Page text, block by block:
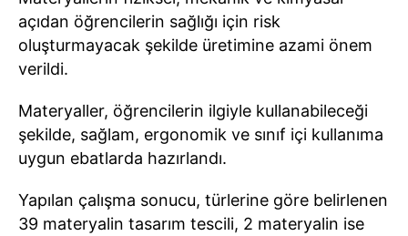
açıdan öğrencilerin sağlığı için risk
oluşturmayacak şekilde üretimine azami önem
verildi.
Materyaller, öğrencilerin ilgiyle kullanabileceği
şekilde, sağlam, ergonomik ve sınıf içi kullanıma
uygun ebatlarda hazırlandı.
Yapılan çalışma sonucu, türlerine göre belirlenen
39 materyalin tasarım tescili, 2 materyalin ise